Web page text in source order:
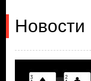
Новости